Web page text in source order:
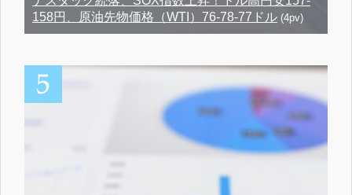
158円、原油先物価格（WTI）76-78-77ドル (4pv)